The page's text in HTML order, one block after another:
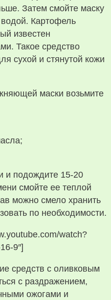
Затем смойте маску
Картофель
известен
Такое средство
сухой и стянутой кожи
маски возьмите
и подождите 15-20
смойте ее теплой
можно смело хранить
по необходимости.
watch?
9″]
средств с оливковым
с раздражением,
ожогами и